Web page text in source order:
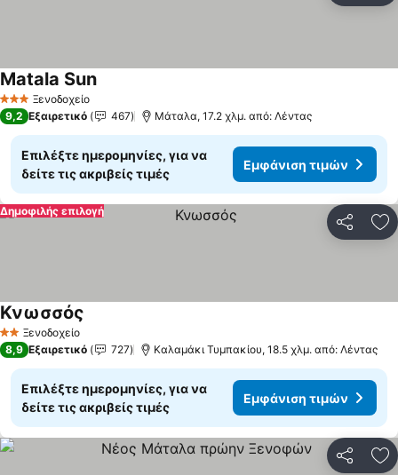
3 ΑστέριαΞενοδοχείο
Matala SunΕμφάνιση τιμών
9,2 Εξαιρετικό 467 Μάταλα, 17.2 χλμ. από: Λέντας
Επιλέξτε ημερομηνίες, για να
δείτε τις ακριβείς τιμές
Εμφάνιση τιμών
Δημοφιλής επιλογή
2 ΑστέριαΞενοδοχείο
Κνωσσός
8,9 Εξαιρετικό 727 Καλαμάκι Τυμπακίου, 18.5 χλμ. από: Λέντας
Επιλέξτε ημερομηνίες, για να
δείτε τις ακριβείς τιμές
Εμφάνιση τιμών